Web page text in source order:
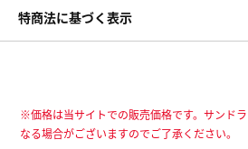
特商法に基づく表示
※価格は当サイトでの販売価格です。サンド
なる場合がございますのでご了承ください。